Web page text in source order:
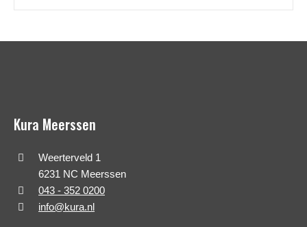
Kura Meerssen
Weerterveld 1
6231 NC Meerssen
043 - 352 0200
info@kura.nl